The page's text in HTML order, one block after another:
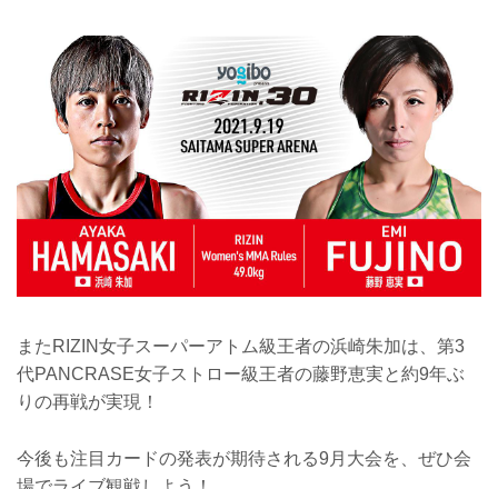
またRIZIN女子スーパーアトム級王者の浜崎朱加は、第3
代PANCRASE女子ストロー級王者の藤野恵実と約9年ぶ
りの再戦が実現！
今後も注目カードの発表が期待される9月大会を、ぜひ会